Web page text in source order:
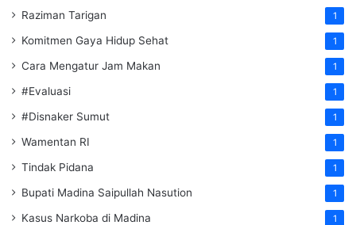
Raziman Tarigan 1
Komitmen Gaya Hidup Sehat 1
Cara Mengatur Jam Makan 1
#Evaluasi 1
#Disnaker Sumut 1
Wamentan RI 1
Tindak Pidana 1
Bupati Madina Saipullah Nasution 1
Kasus Narkoba di Madina 1